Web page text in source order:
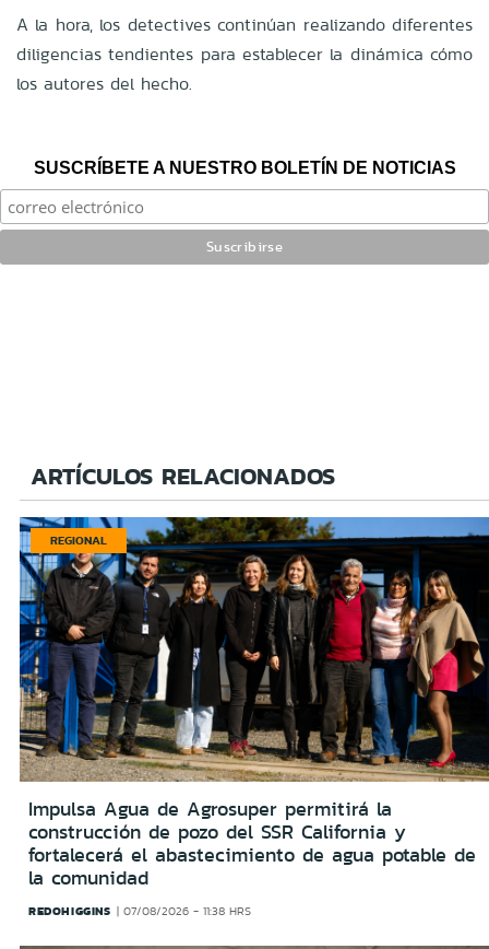
A la hora, los detectives continúan realizando diferentes
diligencias tendientes para establecer la dinámica cómo
los autores del hecho.
SUSCRÍBETE A NUESTRO BOLETÍN DE NOTICIAS
ARTÍCULOS RELACIONADOS
REGIONAL
Impulsa Agua de Agrosuper permitirá la
construcción de pozo del SSR California y
fortalecerá el abastecimiento de agua potable de
la comunidad
REDOHIGGINS 07/08/2026 - 11:38 HRS